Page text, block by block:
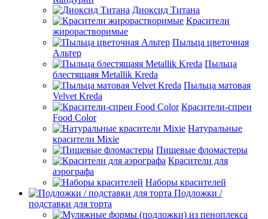
Диоксид Титана
Красители
жирорастворимые
Пыльца цветочная
Альтер
Пыльца
блестящаяя Metallik Kreda
Пыльца матовая
Velvet Kreda
Красители-спреи
Food Color
Натуральные
красители Mixie
Пищевые фломастеры
Красители для
аэрографа
Наборы красителей
Подложки /
подставки для торта